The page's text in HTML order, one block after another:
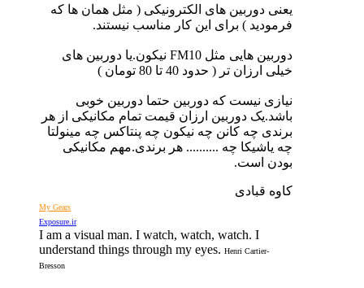
یعنی دوربین های الکترونیکی ( مثل همان ها که
فرمودید ) برای این کار مناسب نیستند.
دوربین هایی مثل FM10 نیکون.یا دوربین های
خیلی ارزان تر ( حدود 40 تا 80 تومان )
نیازی نیست که دوربین حتما دوربین خوبی
باشد.یک دوربین ارزان قیمت تمام مکانیکی از هر
برندی چه کانن چه نیکون چه پنتاکس چه مینولتا
چه یاشیکا چه .......... هر برندی.مهم مکانیکی
بودن است.
کاوه قبادی
My Gears
Exposure.ir
I am a visual man. I watch, watch, watch. I
understand things through my eyes. Henri Cartier-
Bresson